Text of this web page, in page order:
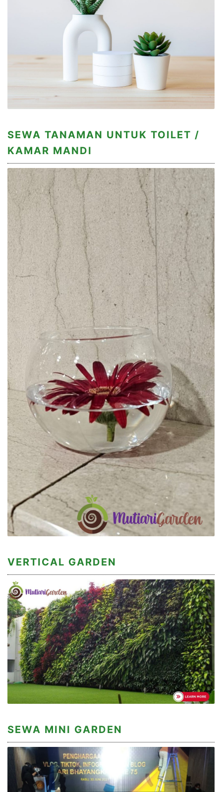
SEWA TANAMAN UNTUK TOILET /
KAMAR MANDI
VERTICAL GARDEN
SEWA MINI GARDEN